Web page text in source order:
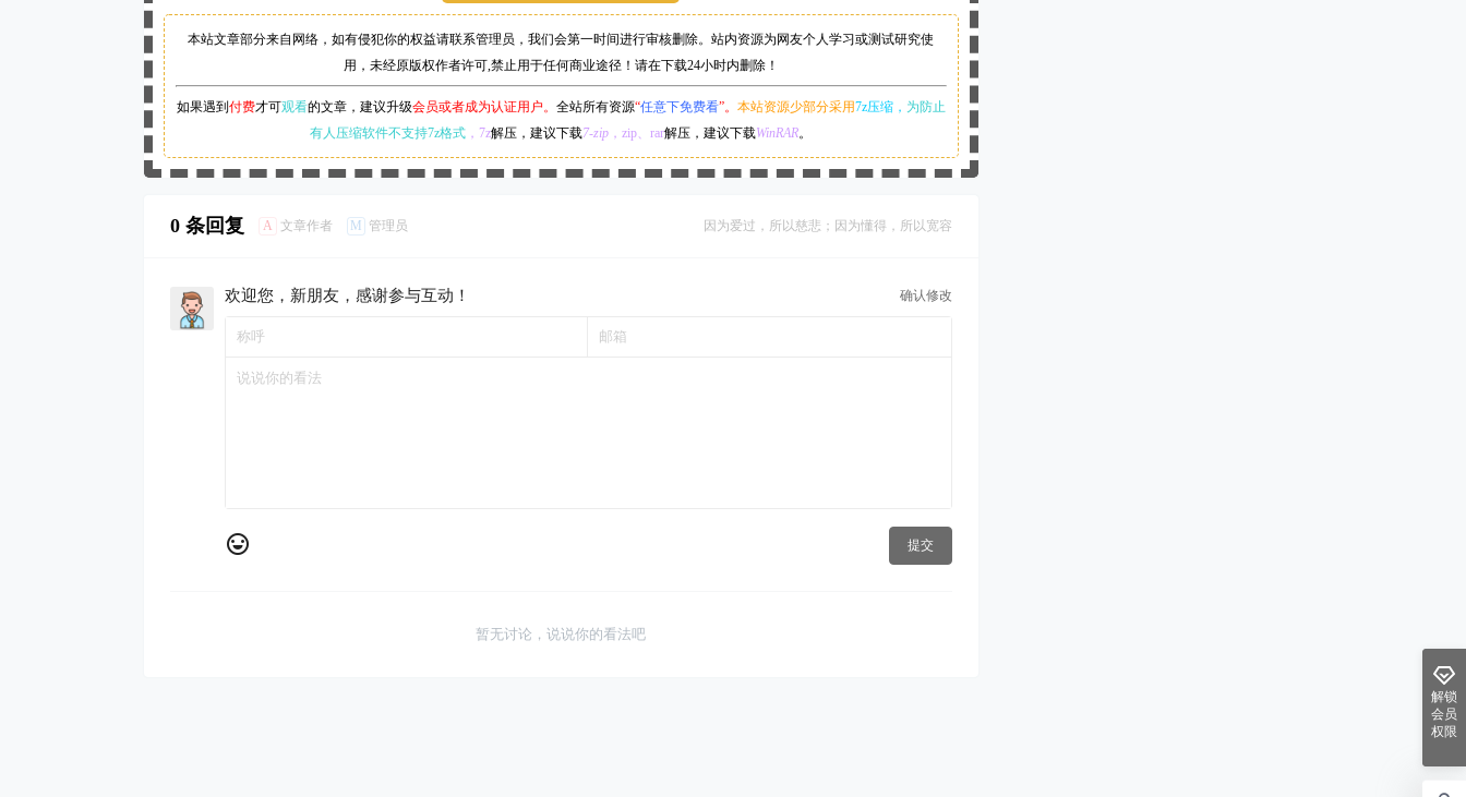
本站文章部分来自网络，如有侵犯你的权益请联系管理员， 我们会第一时间进行审核删除。站内资源为网友个人学习或测试研究使
用，未经原版权作者许可,禁止用于任何商业途径！请在下载24小时内删除！
如果遇到付费才可观看的文章，建议升级会员或者成为认证用户。 全站所有资源“任意下免费看”。 本站资源少部分采用7z压缩， 为防止
有人压缩软件不支持7z格式 ，7z解压，建议下载7-zip ，zip、rar解压，建议下载WinRAR。
0 条回复 A 文章作者 M 管理员 因为爱过，所以慈悲；因为懂得，所以宽容
欢迎您，新朋友，感谢参与互动！ 确认修改
提交
暂无讨论，说说你的看法吧
解锁
会员
权限